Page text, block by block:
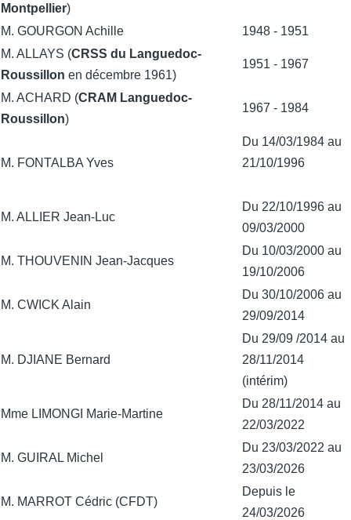
Montpellier)
M. GOURGON Achille
1948 - 1951
M. ALLAYS (CRSS du Languedoc-
Roussillon en décembre 1961)
1951 - 1967
M. ACHARD (CRAM Languedoc-
Roussillon)
1967 - 1984
M. FONTALBA Yves
Du 14/03/1984 au
21/10/1996
M. ALLIER Jean-Luc
Du 22/10/1996 au
09/03/2000
M. THOUVENIN Jean-Jacques
Du 10/03/2000 au
19/10/2006
M. CWICK Alain
Du 30/10/2006 au
29/09/2014
M. DJIANE Bernard
Du 29/09 /2014 au
28/11/2014
(intérim)
Mme LIMONGI Marie-Martine
Du 28/11/2014 au
22/03/2022
M. GUIRAL Michel
Du 23/03/2022 au
23/03/2026
M. MARROT Cédric (CFDT)
Depuis le
24/03/2026